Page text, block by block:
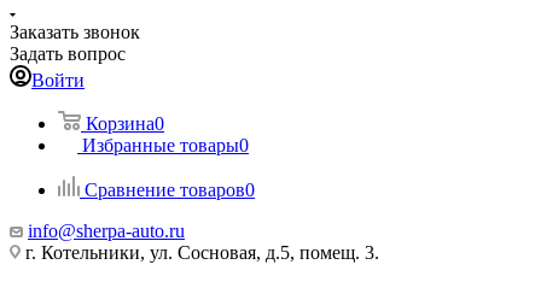
Заказать звонок
Задать вопрос
Войти
Корзина0
Избранные товары0
Сравнение товаров0
info@sherpa-auto.ru
г. Котельники, ул. Сосновая, д.5, помещ. 3.